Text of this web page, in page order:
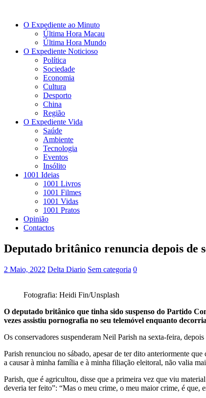
O Expediente ao Minuto
Última Hora Macau
Última Hora Mundo
O Expediente Noticioso
Política
Sociedade
Economia
Cultura
Desporto
China
Região
O Expediente Vida
Saúde
Ambiente
Tecnologia
Eventos
Insólito
1001 Ideias
1001 Livros
1001 Filmes
1001 Vidas
1001 Pratos
Opinião
Contactos
Deputado britânico renuncia depois de
2 Maio, 2022 Delta Diario Sem categoria 0
Fotografia: Heidi Fin/Unsplash
O deputado britânico que tinha sido suspenso do Partido
vezes assistiu pornografia no seu telemóvel enquanto
Os conservadores suspenderam Neil Parish na sexta-feira,
Parish renunciou no sábado, apesar de ter dito anteriormente
a causar à minha família e à minha filiação eleitoral, não valia
Parish, que é agricultou, disse que a primeira vez que viu
deveria ter feito”: “Mas o meu crime, o meu maior crime, é que,